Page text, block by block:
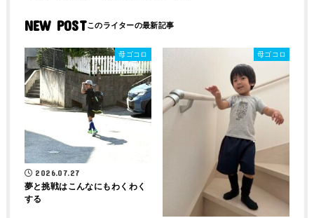
NEW POST
母ゴコロ
2026.07.27
夢と挑戦はこんなにもわくわく
する
母ゴコロ